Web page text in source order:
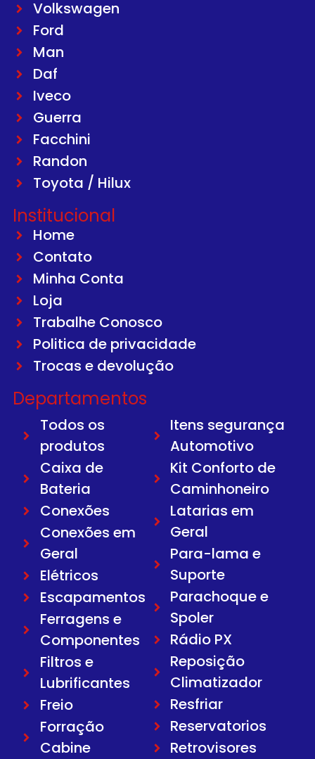
Volkswagen
Ford
Man
Daf
Iveco
Guerra
Facchini
Randon
Toyota / Hilux
Institucional
Home
Contato
Minha Conta
Loja
Trabalhe Conosco
Politica de privacidade
Trocas e devolução
Departamentos
Todos os
produtos
Caixa de
Bateria
Conexões
Conexões em
Geral
Elétricos
Escapamentos
Ferragens e
Componentes
Filtros e
Lubrificantes
Freio
Forração
Cabine
Itens segurança
Automotivo
Kit Conforto de
Caminhoneiro
Latarias em
Geral
Para-lama e
Suporte
Parachoque e
Spoler
Rádio PX
Reposição
Climatizador
Resfriar
Reservatorios
Retrovisores